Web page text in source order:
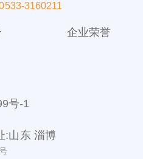
3160211
企业荣誉
号-1
:山东 淄博